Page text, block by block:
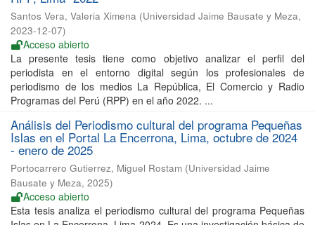
Santos Vera, Valeria Ximena (Universidad Jaime Bausate y Meza,
2023-12-07)
Acceso abierto
La presente tesis tiene como objetivo analizar el perfil del
periodista en el entorno digital según los profesionales de
periodismo de los medios La República, El Comercio y Radio
Programas del Perú (RPP) en el año 2022. ...
Análisis del Periodismo cultural del programa Pequeñas
Islas en el Portal La Encerrona, Lima, octubre de 2024
- enero de 2025
Portocarrero Gutierrez, Miguel Rostam (Universidad Jaime
Bausate y Meza, 2025)
Acceso abierto
Esta tesis analiza el periodismo cultural del programa Pequeñas